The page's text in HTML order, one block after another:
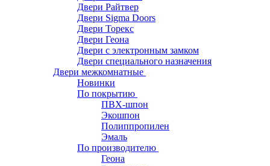
Двери Райтвер
Двери Sigma Doors
Двери Торекс
Двери Геона
Двери с электронным замком
Двери специального назначения
Двери межкомнатные
Новинки
По покрытию
ПВХ-шпон
Экошпон
Полиппропилен
Эмаль
По производителю
Геона